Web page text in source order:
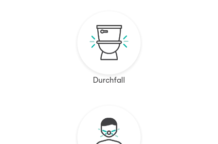
Durchfall